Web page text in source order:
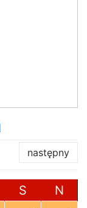
następny
S N